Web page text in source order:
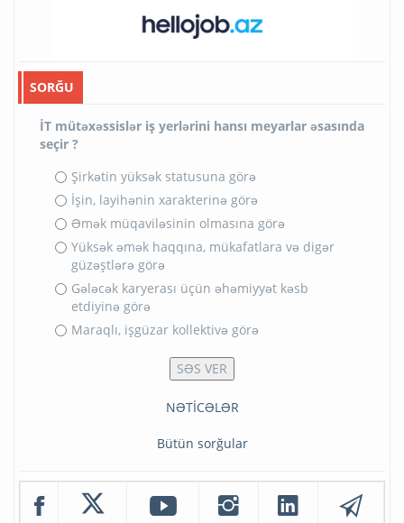
SORĞU
İT mütəxəssislər iş yerlərini hansı meyarlar əsasında
seçir ?
Şirkətin yüksək statusuna görə
İşin, layihənin xarakterinə görə
Əmək müqaviləsinin olmasına görə
Yüksək əmək haqqına, mükafatlara və digər
güzəştlərə görə
Gələcək karyerası üçün əhəmiyyət kəsb
etdiyinə görə
Maraqlı, işgüzar kollektivə görə
NƏTİCƏLƏR
Bütün sorğular